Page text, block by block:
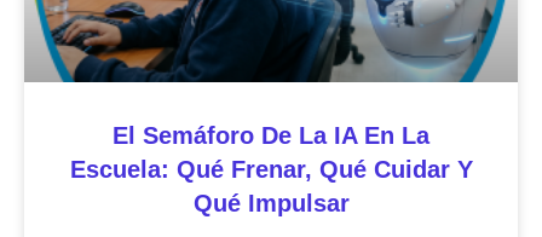
El Semáforo De La IA En La
Escuela: Qué Frenar, Qué Cuidar Y
Qué Impulsar